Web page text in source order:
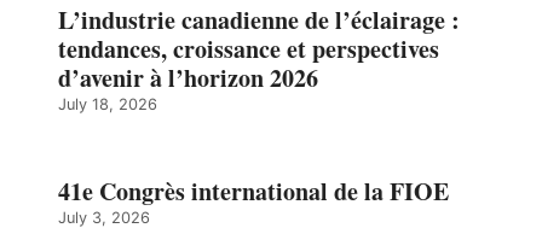
L’industrie canadienne de l’éclairage :
tendances, croissance et perspectives
d’avenir à l’horizon 2026
July 18, 2026
41e Congrès international de la FIOE
July 3, 2026